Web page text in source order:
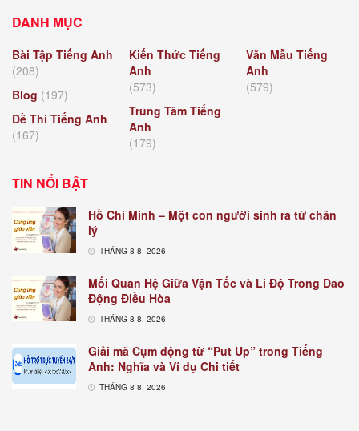
DANH MỤC
Bài Tập Tiếng Anh
(208)
Blog (197)
Đề Thi Tiếng Anh
(167)
Kiến Thức Tiếng
Anh
(573)
Trung Tâm Tiếng
Anh
(179)
Văn Mẫu Tiếng
Anh
(579)
TIN NỔI BẬT
Hồ Chí Minh – Một con người sinh ra từ chân
lý
THÁNG 8 8, 2026
Mối Quan Hệ Giữa Vận Tốc và Li Độ Trong Dao
Động Điều Hòa
THÁNG 8 8, 2026
Giải mã Cụm động từ “Put Up” trong Tiếng
Anh: Nghĩa và Ví dụ Chi tiết
THÁNG 8 8, 2026